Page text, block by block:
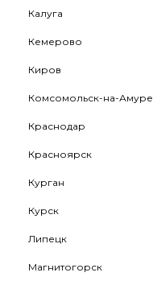
Калуга
Кемерово
Киров
Комсомольск-на-Амуре
Краснодар
Красноярск
Курган
Курск
Липецк
Магнитогорск